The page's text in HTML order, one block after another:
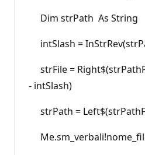
Dim strPath As String
intSlash =
strFile =
- intSlash)
strPath =